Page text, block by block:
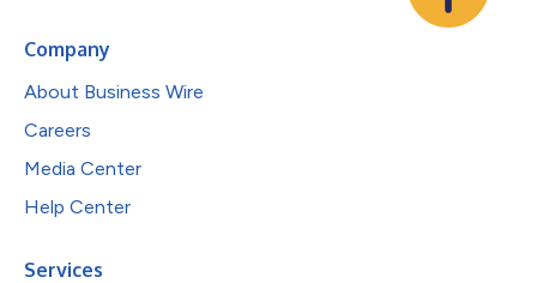
Company
About Business Wire
Careers
Media Center
Help Center
Services